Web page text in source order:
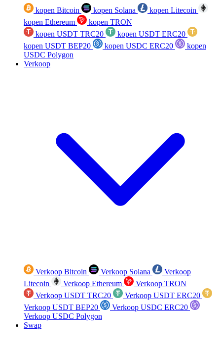
kopen Bitcoin kopen Solana
kopen Litecoin
kopen Ethereum
kopen TRON
kopen USDT TRC20
kopen USDT ERC20
kopen USDT BEP20
kopen USDC ERC20
kopen
USDC Polygon
Verkoop
Verkoop Bitcoin Verkoop Solana
Verkoop
Litecoin
Verkoop Ethereum
Verkoop TRON
Verkoop USDT TRC20
Verkoop USDT ERC20
Verkoop USDT BEP20
Verkoop USDC ERC20
Verkoop USDC Polygon
Swap